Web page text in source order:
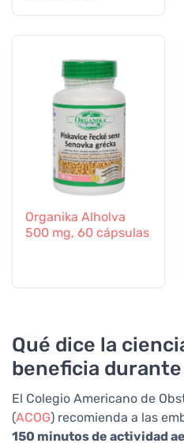
Organika Alholva
500 mg, 60 cápsulas
Qué dice la
beneficia
El Colegio Americano de
(ACOG) recomienda a las
150 minutos de actividad